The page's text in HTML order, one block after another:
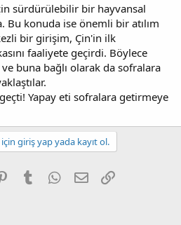
sürdürülebilir bir hayvansal
Bu konuda ise önemli bir atılım
bir girişim, Çin'in ilk
faaliyete geçirdi. Böylece
buna bağlı olarak da sofralara
Yapay eti sofralara getirmeye
giriş yap yada kayıt ol.
PinterestTumblr WhatsApp
E-posta